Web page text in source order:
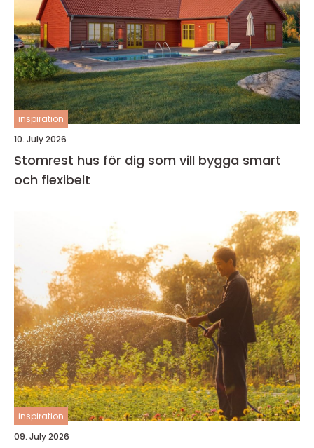
inspiration
10. July 2026
Stomrest hus för dig som vill bygga smart
och flexibelt
inspiration
09. July 2026